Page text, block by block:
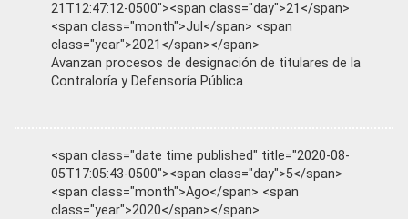
21T12:47:12-0500"><span class="day">21</span>
<span class="month">Jul</span> <span
class="year">2021</span></span>
Avanzan procesos de designación de titulares de la
Contraloría y Defensoría Pública
<span class="date time published" title="2020-08-
05T17:05:43-0500"><span class="day">5</span>
<span class="month">Ago</span> <span
class="year">2020</span></span>